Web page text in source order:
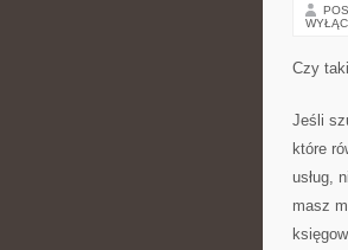
Czy
Jeśli
które
usług,
masz